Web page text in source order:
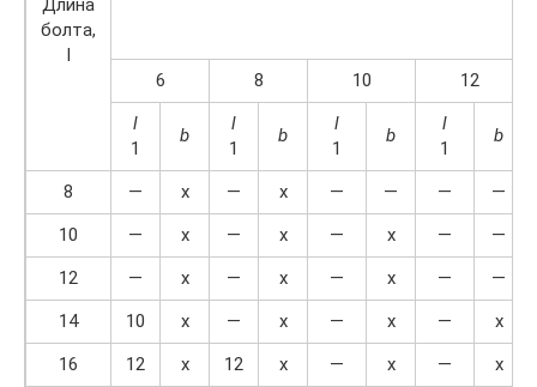
Длина
болта,
l
6
8 10
12
l
1
b
l
1
b
l
1
b
l
1
b
8 — x — x — — —
—
10
— x — x — x —
—
12
— x — x — x —
—
14
10 x — x — x —
x
16
12 x 12 x — x — x